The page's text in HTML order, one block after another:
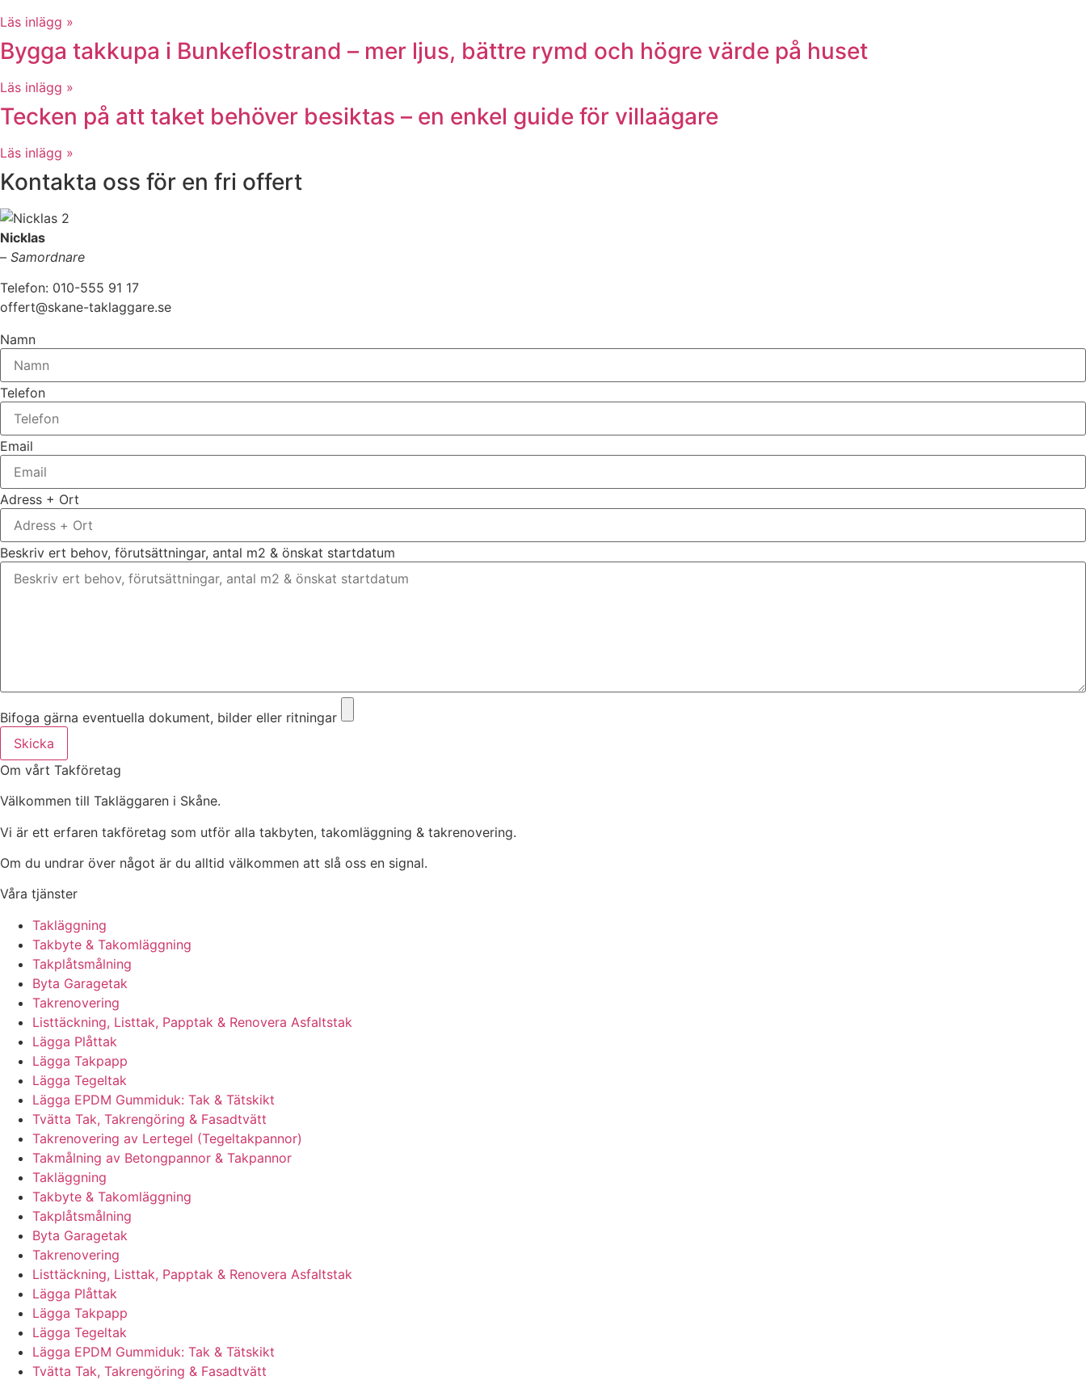
Läs inlägg »
Bygga takkupa i Bunkeflostrand – mer ljus, bättre rymd och högre värde på huset
Läs inlägg »
Tecken på att taket behöver besiktas – en enkel guide för villaägare
Läs inlägg »
Kontakta oss för en fri offert
Nicklas
– Samordnare
Telefon: 010-555 91 17
offert@skane-taklaggare.se
Namn
Telefon
Email
Adress + Ort
Beskriv ert behov, förutsättningar, antal m2 & önskat startdatum
Bifoga gärna eventuella dokument, bilder eller ritningar
Skicka
Om vårt Takföretag
Välkommen till Takläggaren i Skåne.
Vi är ett erfaren takföretag som utför alla takbyten, takomläggning & takrenovering.
Om du undrar över något är du alltid välkommen att slå oss en signal.
Våra tjänster
Takläggning
Takbyte & Takomläggning
Takplåtsmålning
Byta Garagetak
Takrenovering
Listtäckning, Listtak, Papptak & Renovera Asfaltstak
Lägga Plåttak
Lägga Takpapp
Lägga Tegeltak
Lägga EPDM Gummiduk: Tak & Tätskikt
Tvätta Tak, Takrengöring & Fasadtvätt
Takrenovering av Lertegel (Tegeltakpannor)
Takmålning av Betongpannor & Takpannor
Takläggning
Takbyte & Takomläggning
Takplåtsmålning
Byta Garagetak
Takrenovering
Listtäckning, Listtak, Papptak & Renovera Asfaltstak
Lägga Plåttak
Lägga Takpapp
Lägga Tegeltak
Lägga EPDM Gummiduk: Tak & Tätskikt
Tvätta Tak, Takrengöring & Fasadtvätt